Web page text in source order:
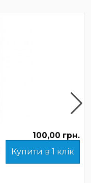
100,00 грн.
Купити в 1 клік